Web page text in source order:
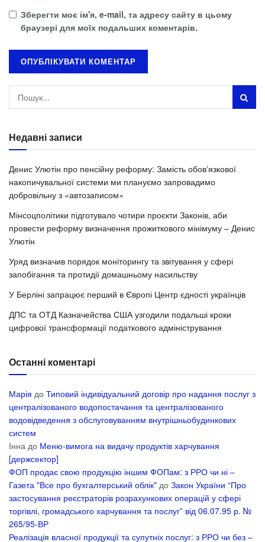
Зберегти моє ім'я, e-mail, та адресу сайту в цьому
браузері для моїх подальших коментарів.
Недавні записи
Денис Улютін про пенсійну реформу: Замість обовʼязкової
накопичувальної системи ми плануємо запровадимо
добровільну з «автозаписом»
Мінсоцполітики підготувало чотири проєкти Законів, аби
провести реформу визначення прожиткового мінімуму – Денис
Улютін
Уряд визначив порядок моніторингу та звітування у сфері
запобігання та протидії домашньому насильству
У Берліні запрацює перший в Європі Центр єдності українців
ДПС та ОТД Казначейства США узгодили подальші кроки
цифрової трансформації податкового адміністрування
Останні коментарі
Марія до Типовий індивідуальний договір про надання послуг з
централізованого водопостачання та централізованого
водовідведення з обслуговуванням внутрішньобудинкових
систем
Інна до Меню-вимога на видачу продуктів харчування
[держсектор]
ФОП продає свою продукцію іншим ФОПам: з РРО чи ні –
Газета "Все про бухгалтерський облік" до Закон України “Про
застосування реєстраторів розрахункових операцій у сфері
торгівлі, громадського харчування та послуг” від 06.07.95 р. №
265/95-ВР
Реалізація власної продукції та супутніх послуг: з РРО чи без –